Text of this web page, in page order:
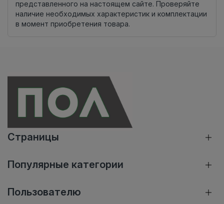
представленного на настоящем сайте. Проверяйте
наличие необходимых характеристик и комплектации
в момент приобретения товара.
Страницы
Популярные категории
Пользователю